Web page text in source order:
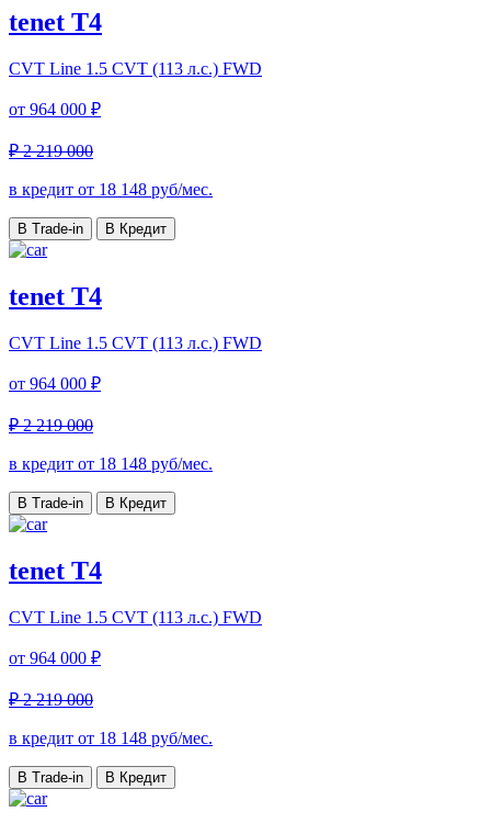
tenet T4
CVT Line 1.5 CVT (113 л.с.) FWD
от 964 000 ₽
₽ 2 219 000
в кредит от 18 148 руб/мес.
В Trade-in В Кредит
tenet T4
CVT Line 1.5 CVT (113 л.с.) FWD
от 964 000 ₽
₽ 2 219 000
в кредит от 18 148 руб/мес.
В Trade-in В Кредит
tenet T4
CVT Line 1.5 CVT (113 л.с.) FWD
от 964 000 ₽
₽ 2 219 000
в кредит от 18 148 руб/мес.
В Trade-in В Кредит